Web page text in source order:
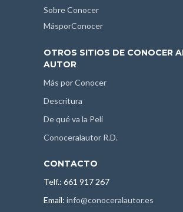
Sobre Conocer
MásporConocer
OTROS SITIOS DE CONOCER
AUTOR
Más por Conocer
Descritura
De qué va la Peli
Conoceralautor R.D.
CONTACTO
Telf.: 661 917 267
Email: info@conoceralautor.es